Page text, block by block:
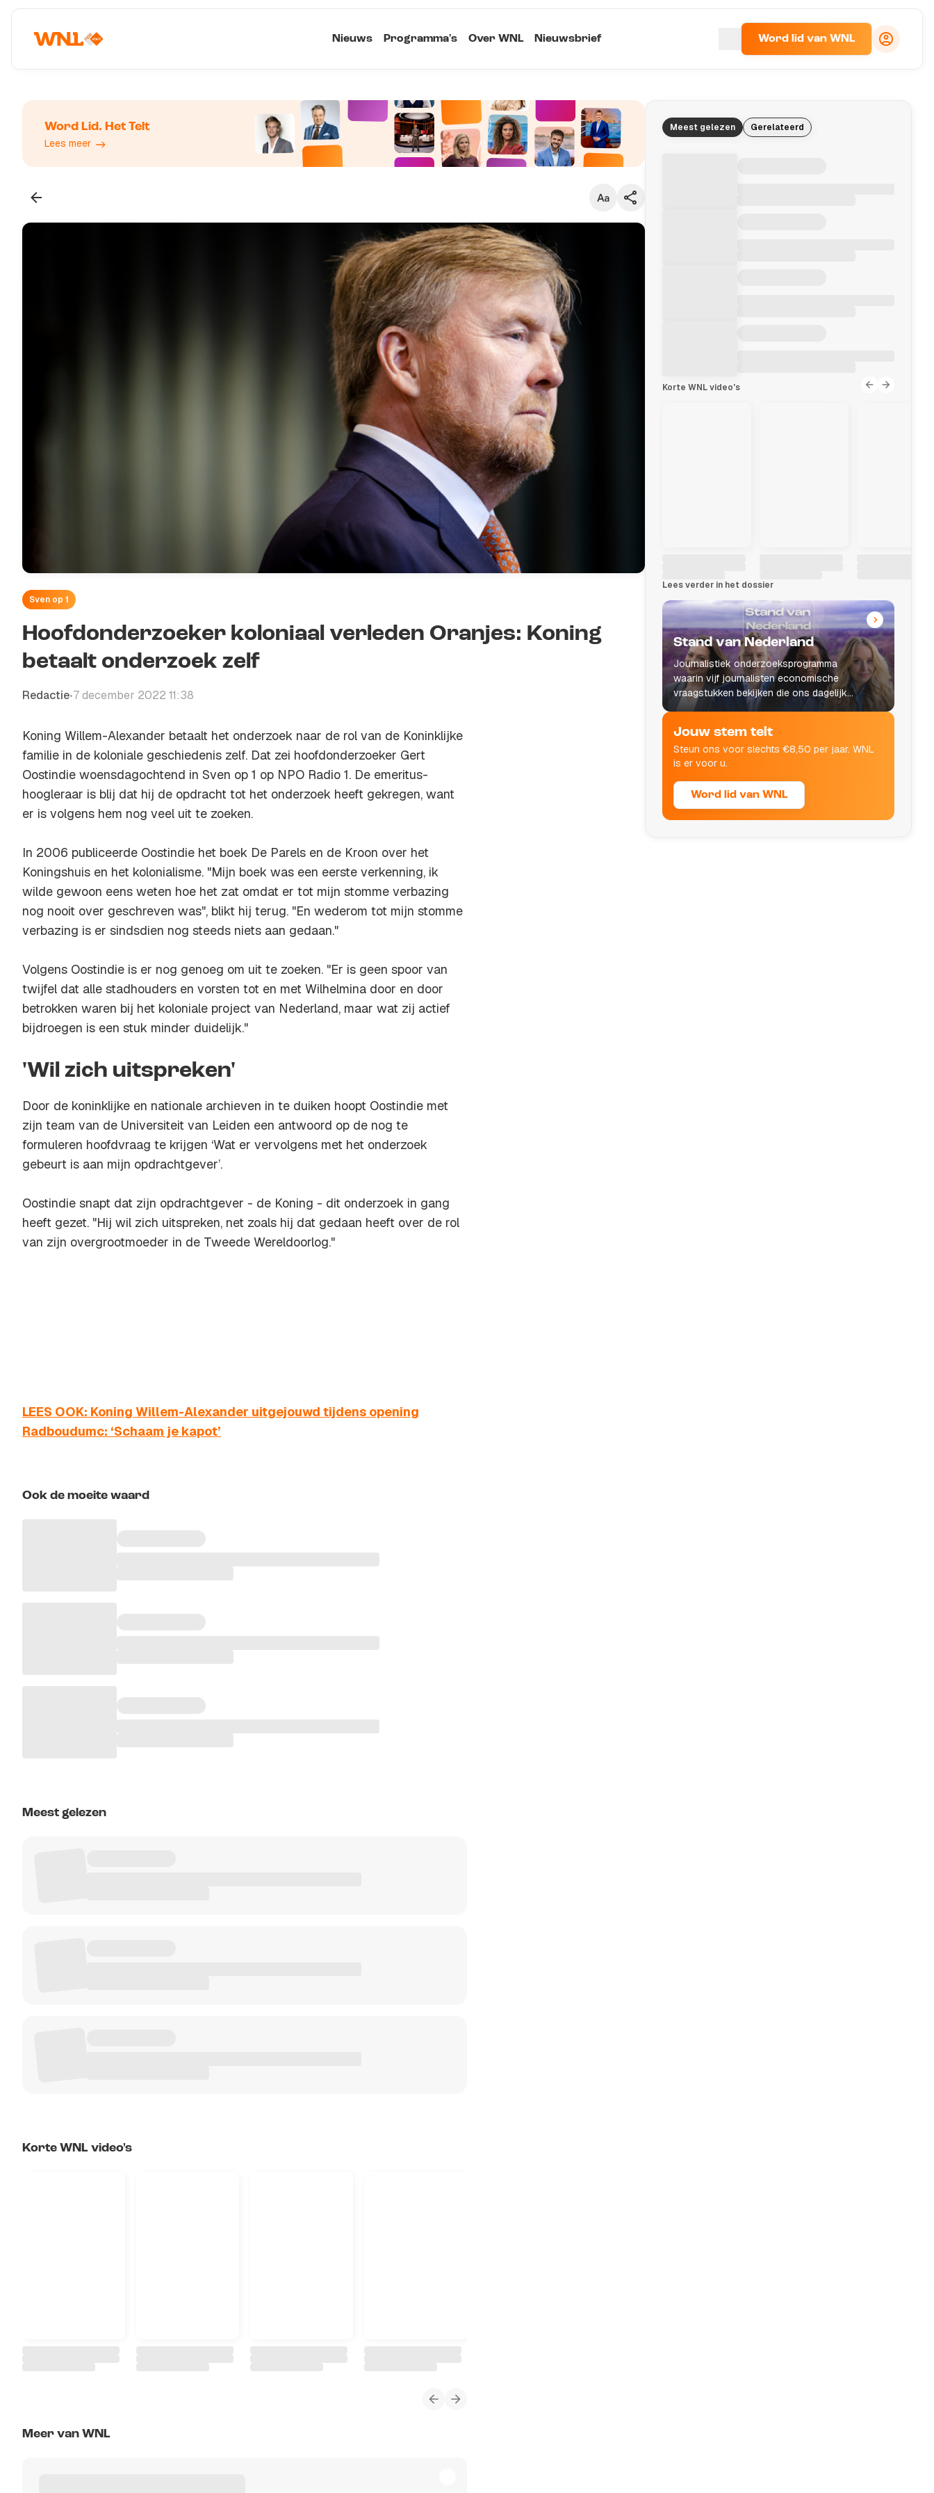
Nieuws Programma's Over WNL Nieuwsbrief Word lid van WNL
Word Lid. Het Telt
Lees meer
Standaard
Groot
Sven op 1
Hoofdonderzoeker koloniaal verleden Oranjes: Koning
betaalt onderzoek zelf
Redactie•7 december 2022 11:38
Koning Willem-Alexander betaalt het onderzoek naar de rol van de Koninklijke
familie in de koloniale geschiedenis zelf. Dat zei hoofdonderzoeker Gert
Oostindie woensdagochtend in Sven op 1 op NPO Radio 1. De emeritus-
hoogleraar is blij dat hij de opdracht tot het onderzoek heeft gekregen, want
er is volgens hem nog veel uit te zoeken.
In 2006 publiceerde Oostindie het boek De Parels en de Kroon over het
Koningshuis en het kolonialisme. "Mijn boek was een eerste verkenning, ik
wilde gewoon eens weten hoe het zat omdat er tot mijn stomme verbazing
nog nooit over geschreven was", blikt hij terug. "En wederom tot mijn stomme
verbazing is er sindsdien nog steeds niets aan gedaan."
Volgens Oostindie is er nog genoeg om uit te zoeken. "Er is geen spoor van
twijfel dat alle stadhouders en vorsten tot en met Wilhelmina door en door
betrokken waren bij het koloniale project van Nederland, maar wat zij actief
bijdroegen is een stuk minder duidelijk."
'Wil zich uitspreken'
Door de koninklijke en nationale archieven in te duiken hoopt Oostindie met
zijn team van de Universiteit van Leiden een antwoord op de nog te
formuleren hoofdvraag te krijgen ‘Wat er vervolgens met het onderzoek
gebeurt is aan mijn opdrachtgever’.
Oostindie snapt dat zijn opdrachtgever - de Koning - dit onderzoek in gang
heeft gezet. "Hij wil zich uitspreken, net zoals hij dat gedaan heeft over de rol
van zijn overgrootmoeder in de Tweede Wereldoorlog."
LEES OOK: Koning Willem-Alexander uitgejouwd tijdens opening
Radboudumc: ‘Schaam je kapot’
Ook de moeite waard
Meest gelezen
Korte WNL video's
Meer van WNL
Meest gelezen Gerelateerd
Korte WNL video's
Lees verder in het dossier
Stand van Nederland
Journalistiek onderzoeksprogramma
waarin vijf journalisten economische
vraagstukken bekijken die ons dagelijks
leven raken.
Jouw stem telt
Steun ons voor slechts €8,50 per jaar. WNL
is er voor u.
Word lid van WNL